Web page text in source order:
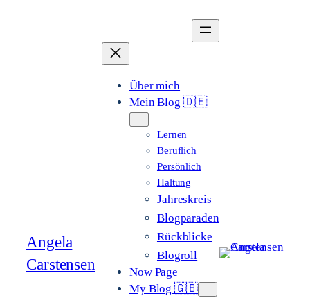
Angela
Carstensen
Über mich
Mein Blog 🇩🇪
Lernen
Beruflich
Persönlich
Haltung
Jahreskreis
Blogparaden
Rückblicke
Blogroll
Now Page
My Blog 🇬🇧